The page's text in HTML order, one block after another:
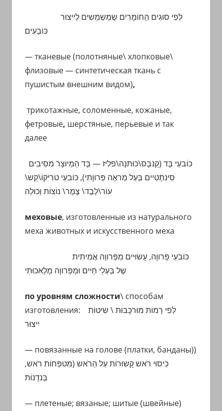
לְפִי סוּגִים הַחוֹמָרִים שֶמְשַמֵשִים לְיִיצוּר
כּוֹבָעִים
— тканевые (полотняные\хлопковые\
флизовые — синтетическая ткань с
пушистым внешним видом),
трикотажные, соломенные, кожаные,
фетровые, шерстяные, перьевые и так
далее
כּוֹבעֵי בָּד (קַנבָס\כּוּתנָה\פלִיז— בָּד הַמְיוּצָר מִסִיבִים
סִינתֶטִיים בַּעַל מַראֶה פַּרווָתִי),כּוֹבעֵי טרִיקוֹ\קַש\
עוֹר\לֶבֶד\ צֶמֶר\ נוֹצוֹת וְכוּלֵה
меховые, изготовленные из натурального
меха животных и искусственного меха
כּוֹבעֵי פַּרווָה, עָשׂוּיים מִפַּרווָה אֲמִיתִית
שֶל בַּעַלֵי חַיִים וּמְפַּרווָה מְלָאכוּתִי
по уровням сложности\ способам
изготовления:
יִיצוּר
— повязанные на голове (платки, банданы))
כִּיסוּי רֹאשקָשוּרוֹת עַל הַרֹאש (מִטפַּחוֹת רֹאש,
בַּנדָנוֹת
— плетеные; вязаные; шитые (швейные)